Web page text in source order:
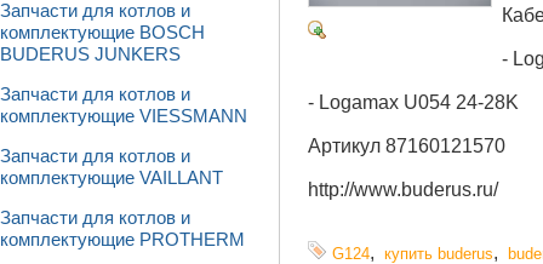
Запчасти для котлов и
комплектующие BOSCH
BUDERUS JUNKERS
Запчасти для котлов и
комплектующие VIESSMANN
Запчасти для котлов и
комплектующие VAILLANT
Запчасти для котлов и
комплектующие PROTHERM
-
- Logamax U054 24-28K
Артикул 87160121570
http://www.buderus.ru/
G124, купить buderus,